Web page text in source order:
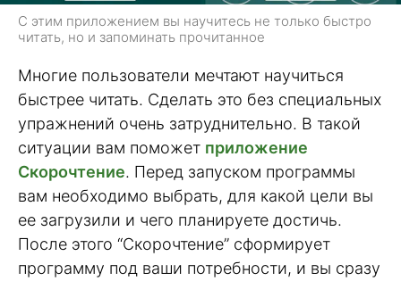
С этим приложением вы научитесь не только быстро
читать, но и запоминать прочитанное
Многие пользователи мечтают научиться
быстрее читать. Сделать это без специальных
упражнений очень затруднительно. В такой
ситуации вам поможет приложение
Скорочтение. Перед запуском программы
вам необходимо выбрать, для какой цели вы
ее загрузили и чего планируете достичь.
После этого “Скорочтение” сформирует
программу под ваши потребности, и вы сразу